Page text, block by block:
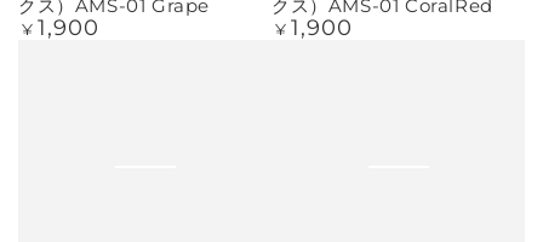
クス）AMS-01 Grape
定
¥ 1,900
クス）AMS-01 CoralRed
定
¥ 1,900